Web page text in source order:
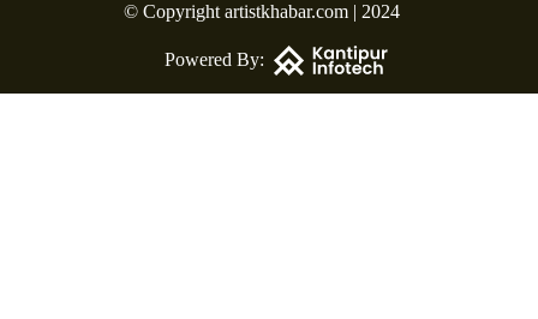
© Copyright artistkhabar.com | 2024
Powered By: